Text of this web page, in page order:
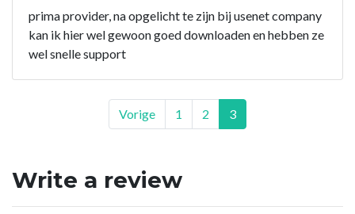
prima provider, na opgelicht te zijn bij usenet company
kan ik hier wel gewoon goed downloaden en hebben ze
wel snelle support
Vorige 1 2 3
Write a review